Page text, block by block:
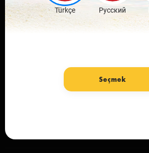
Скачать бесплатно
Türkçe Русский
Seçmek